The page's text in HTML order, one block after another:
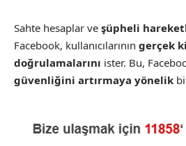
Sahte hesaplar ve şüpheli
Facebook, kullanıcılarının gerçek
doğrulamalarını ister. Bu,
güvenliğini artırmaya yönelik